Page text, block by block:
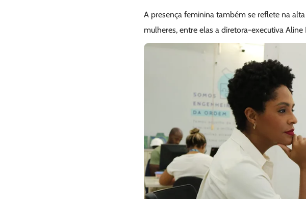
A presença feminina também se reflete na
mulheres, entre elas a diretora-executiva